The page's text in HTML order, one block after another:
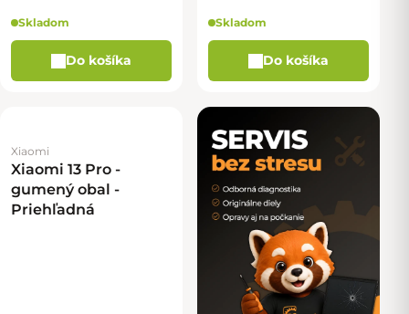
Skladom
Do košíka
Skladom
Do košíka
Xiaomi
Xiaomi 13 Pro -
gumený obal -
Priehľadná